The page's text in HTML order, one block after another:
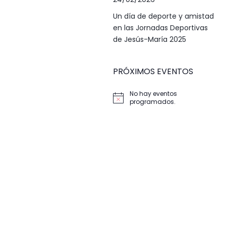
Un día de deporte y amistad
en las Jornadas Deportivas
de Jesús-María 2025
PRÓXIMOS EVENTOS
Aviso
No hay eventos
programados.